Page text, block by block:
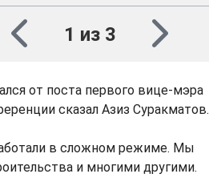
1 из 3
от поста первого вице-мэра
сказал Азиз Суракматов.
в сложном режиме. Мы
и многими другими.